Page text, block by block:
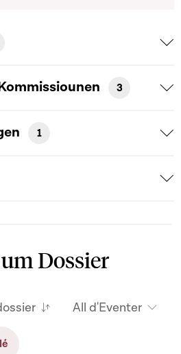
3
1
Dossier
All d'Eventer